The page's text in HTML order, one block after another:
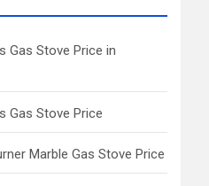
Gas Stove Price in
Gas Stove Price
Marble Gas Stove Price